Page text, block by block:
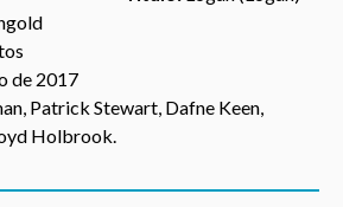
de 2017
Patrick Stewart, Dafne Keen,
Holbrook.